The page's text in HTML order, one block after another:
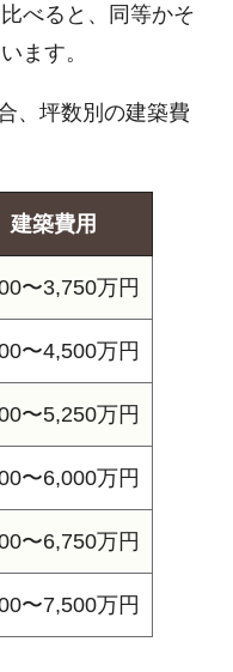
べると、同等かそ
ます。
、坪数別の建築費
建築費用
〜3,750万円
〜4,500万円
〜5,250万円
〜6,000万円
〜6,750万円
〜7,500万円